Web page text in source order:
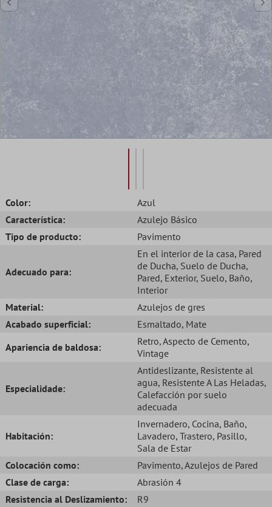
Color:
Azul
Característica:
Azulejo Básico
Tipo de producto:
Pavimento
Adecuado para:
En el interior de la casa, Pared
de Ducha, Suelo de Ducha,
Pared, Exterior, Suelo, Baño,
Interior
Material:
Azulejos de gres
Acabado superficial:
Esmaltado, Mate
Apariencia de baldosa:
Retro, Aspecto de Cemento,
Vintage
Especialidade:
Antideslizante, Resistente al
agua, Resistente A Las Heladas,
Calefacción por suelo
adecuada
Habitación:
Invernadero, Cocina, Baño,
Lavadero, Trastero, Pasillo,
Sala de Estar
Colocación como:
Pavimento, Azulejos de Pared
Clase de carga:
Abrasión 4
Resistencia al Deslizamiento:
R9